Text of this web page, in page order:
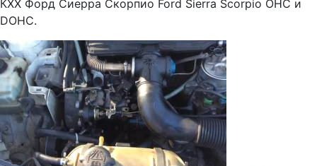
КХХ Форд Сиерра Скорпио Ford Sierra Scorpio ОНС и
DOHC.